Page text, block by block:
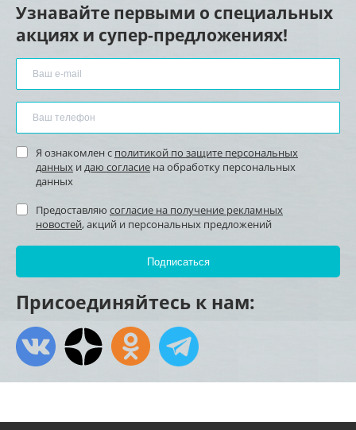
Узнавайте первыми о специальных
акциях и супер-предложениях!
Я ознакомлен с политикой по защите персональных
данных и даю согласие на обработку персональных
данных
Предоставляю согласие на получение рекламных
новостей, акций и персональных предложений
Присоединяйтесь к нам: